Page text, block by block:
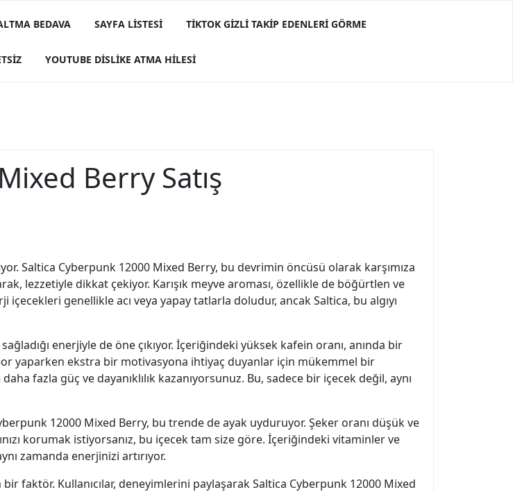
BEDAVA SAYFA LISTESI TIKTOK GIZLI TAKIP EDENLERI GÖRME
YOUTUBE DISLIKE ATMA HILESI
Berry Satış
Saltica Cyberpunk 12000 Mixed Berry, bu devrimin öncüsü olarak karşımıza
lezzetiyle dikkat çekiyor. Karışık meyve aroması, özellikle de böğürtlen ve
genellikle acı veya yapay tatlarla doludur, ancak Saltica, bu algıyı
enerjiyle de öne çıkıyor. İçeriğindeki yüksek kafein oranı, anında bir
yaparken ekstra bir motivasyona ihtiyaç duyanlar için mükemmel bir
fazla güç ve dayanıklılık kazanıyorsunuz. Bu, sadece bir içecek değil, aynı
12000 Mixed Berry, bu trende de ayak uyduruyor. Şeker oranı düşük ve
korumak istiyorsanız, bu içecek tam size göre. İçeriğindeki vitaminler ve
zamanda enerjinizi artırıyor.
faktör. Kullanıcılar, deneyimlerini paylaşarak Saltica Cyberpunk 12000 Mixed